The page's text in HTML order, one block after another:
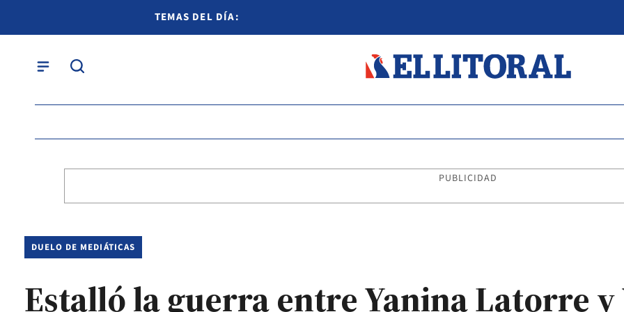
TEMAS DEL DÍA:
PUBLICIDAD
DUELO DE MEDIÁTICAS
Estalló la guerra entre Yanina Latorre